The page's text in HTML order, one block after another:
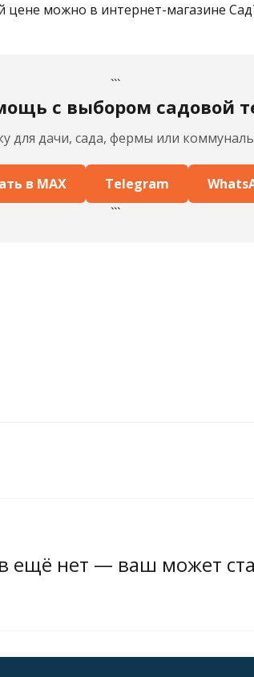
можно в интернет-магазине
```
с выбором садовой
для дачи, сада, фермы или
в MAX Telegram
```
ещё нет — ваш может